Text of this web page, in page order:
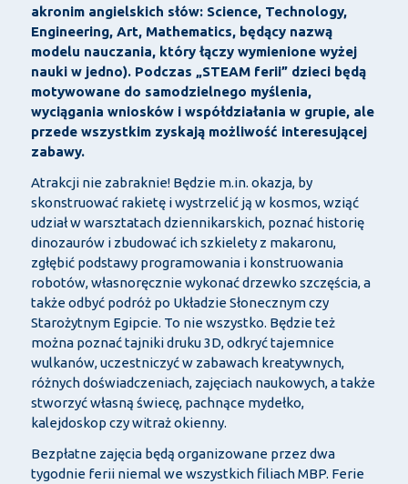
akronim angielskich słów: Science, Technology,
Engineering, Art, Mathematics, będący nazwą
modelu nauczania, który łączy wymienione wyżej
nauki w jedno). Podczas „STEAM ferii” dzieci będą
motywowane do samodzielnego myślenia,
wyciągania wniosków i współdziałania w grupie, ale
przede wszystkim zyskają możliwość interesującej
zabawy.
Atrakcji nie zabraknie! Będzie m.in. okazja, by
skonstruować rakietę i wystrzelić ją w kosmos, wziąć
udział w warsztatach dziennikarskich, poznać historię
dinozaurów i zbudować ich szkielety z makaronu,
zgłębić podstawy programowania i konstruowania
robotów, własnoręcznie wykonać drzewko szczęścia, a
także odbyć podróż po Układzie Słonecznym czy
Starożytnym Egipcie. To nie wszystko. Będzie też
można poznać tajniki druku 3D, odkryć tajemnice
wulkanów, uczestniczyć w zabawach kreatywnych,
różnych doświadczeniach, zajęciach naukowych, a także
stworzyć własną świecę, pachnące mydełko,
kalejdoskop czy witraż okienny.
Bezpłatne zajęcia będą organizowane przez dwa
tygodnie ferii niemal we wszystkich filiach MBP. Ferie